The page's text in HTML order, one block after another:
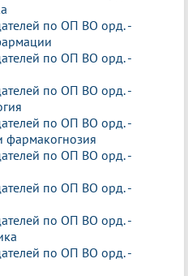
по ОП ВО орд. -
по ОП ВО орд. -
по ОП ВО орд. -
по ОП ВО орд. -
фармакогнозия
по ОП ВО орд. -
по ОП ВО орд. -
по ОП ВО орд. -
по ОП ВО орд. -